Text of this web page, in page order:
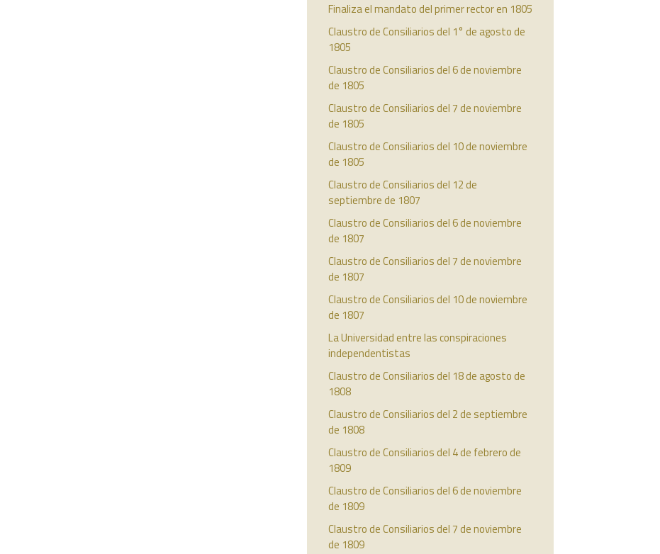
Finaliza el mandato del primer rector en 1805
Claustro de Consiliarios del 1° de agosto de
1805
Claustro de Consiliarios del 6 de noviembre
de 1805
Claustro de Consiliarios del 7 de noviembre
de 1805
Claustro de Consiliarios del 10 de noviembre
de 1805
Claustro de Consiliarios del 12 de
septiembre de 1807
Claustro de Consiliarios del 6 de noviembre
de 1807
Claustro de Consiliarios del 7 de noviembre
de 1807
Claustro de Consiliarios del 10 de noviembre
de 1807
La Universidad entre las conspiraciones
independentistas
Claustro de Consiliarios del 18 de agosto de
1808
Claustro de Consiliarios del 2 de septiembre
de 1808
Claustro de Consiliarios del 4 de febrero de
1809
Claustro de Consiliarios del 6 de noviembre
de 1809
Claustro de Consiliarios del 7 de noviembre
de 1809